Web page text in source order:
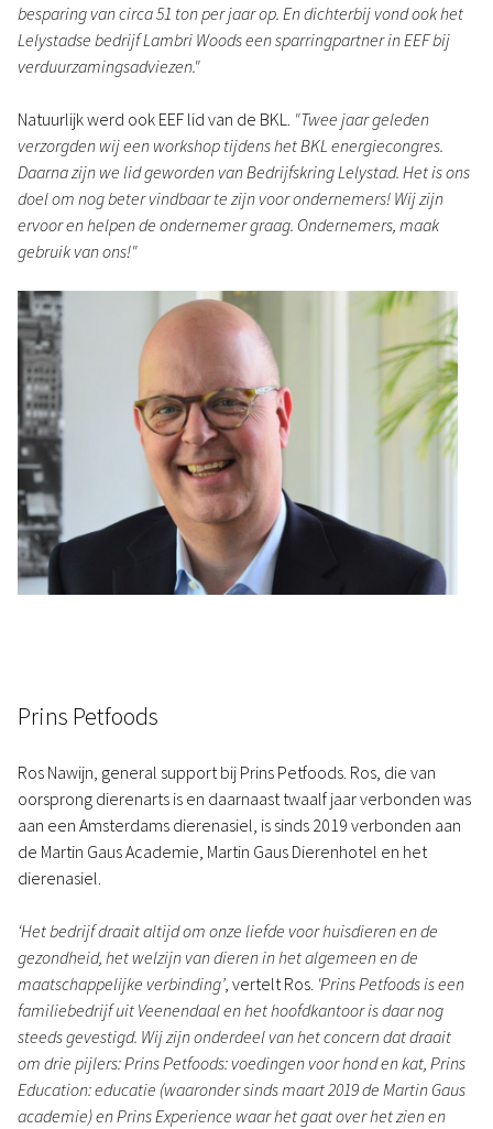
besparing van circa 51 ton per jaar op. En dichterbij vond ook het
Lelystadse bedrijf Lambri Woods een sparringpartner in EEF bij
verduurzamingsadviezen."
Natuurlijk werd ook EEF lid van de BKL. "Twee jaar geleden
verzorgden wij een workshop tijdens het BKL energiecongres.
Daarna zijn we lid geworden van Bedrijfskring Lelystad. Het is ons
doel om nog beter vindbaar te zijn voor ondernemers! Wij zijn
ervoor en helpen de ondernemer graag. Ondernemers, maak
gebruik van ons!"
Prins Petfoods
Ros Nawijn, general support bij Prins Petfoods. Ros, die van
oorsprong dierenarts is en daarnaast twaalf jaar verbonden was
aan een Amsterdams dierenasiel, is sinds 2019 verbonden aan
de Martin Gaus Academie, Martin Gaus Dierenhotel en het
dierenasiel.
‘Het bedrijf draait altijd om onze liefde voor huisdieren en de
gezondheid, het welzijn van dieren in het algemeen en de
maatschappelijke verbinding’, vertelt Ros. 'Prins Petfoods is een
familiebedrijf uit Veenendaal en het hoofdkantoor is daar nog
steeds gevestigd. Wij zijn onderdeel van het concern dat draait
om drie pijlers: Prins Petfoods: voedingen voor hond en kat, Prins
Education: educatie (waaronder sinds maart 2019 de Martin Gaus
academie) en Prins Experience waar het gaat over het zien en